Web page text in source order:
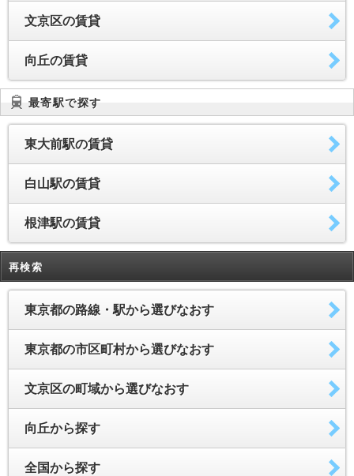
文京区の賃貸
向丘の賃貸
最寄駅で探す
東大前駅の賃貸
白山駅の賃貸
根津駅の賃貸
再検索
東京都の路線・駅から選びなおす
東京都の市区町村から選びなおす
文京区の町域から選びなおす
向丘から探す
全国から探す